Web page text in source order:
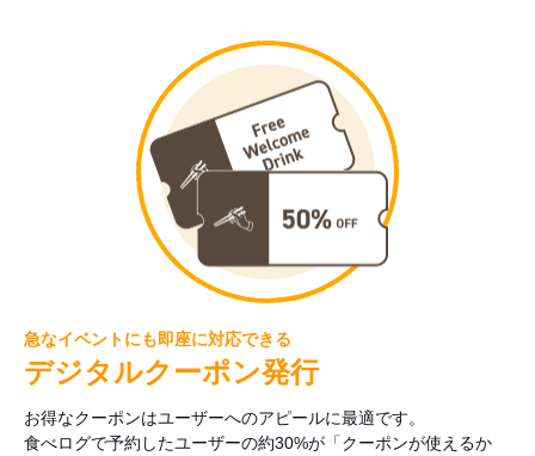
急なイベントにも即座に対応できる
デジタルクーポン発行
お得なクーポンはユーザーへのアピールに最適です。
食べログで予約したユーザーの約30%が「クーポンが使えるか